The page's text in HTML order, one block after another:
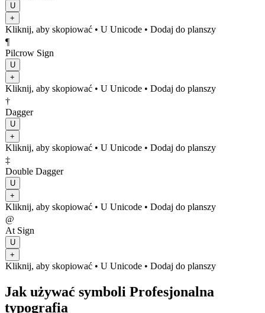
U
+
Kliknij, aby skopiować • U Unicode • Dodaj do planszy
¶
Pilcrow Sign
U
+
Kliknij, aby skopiować • U Unicode • Dodaj do planszy
†
Dagger
U
+
Kliknij, aby skopiować • U Unicode • Dodaj do planszy
‡
Double Dagger
U
+
Kliknij, aby skopiować • U Unicode • Dodaj do planszy
@
At Sign
U
+
Kliknij, aby skopiować • U Unicode • Dodaj do planszy
Jak używać symboli Profesjonalna
typografia